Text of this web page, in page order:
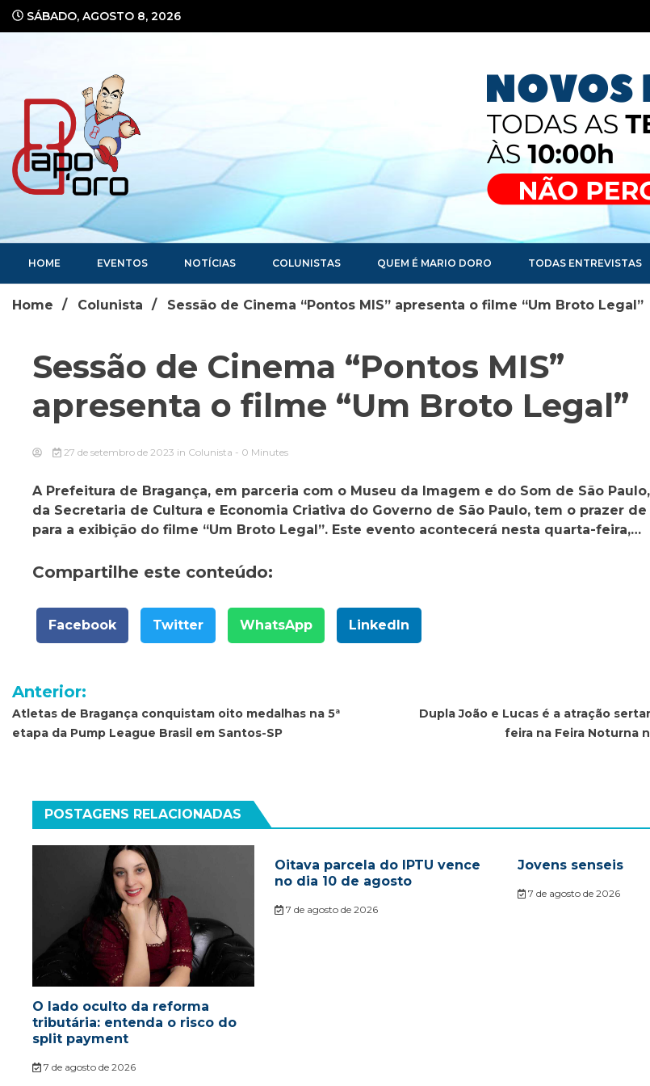
SÁBADO, AGOSTO 8, 2026
Portal de Notícias
HOME EVENTOS NOTÍCIAS COLUNISTAS QUEM É MARIO DORO TODAS ENTREVISTAS
Home Colunista Sessão de Cinema “Pontos MIS” apresenta o filme “Um Broto Legal”
Sessão de Cinema “Pontos MIS”
apresenta o filme “Um Broto Legal”
27 de setembro de 2023 in Colunista - 0 Minutes
A Prefeitura de Bragança, em parceria com o Museu da Imagem e do Som de São
da Secretaria de Cultura e Economia Criativa do Governo de São Paulo, tem o prazer
para a exibição do filme “Um Broto Legal”. Este evento acontecerá nesta quarta-feira,…
Compartilhe este conteúdo:
Facebook Twitter WhatsApp LinkedIn
Navegação
de
Post
Anterior:
Atletas de Bragança conquistam oito medalhas na 5ª
etapa da Pump League Brasil em Santos-SP
Dupla João e Lucas é a atração
feira na Feira Noturna
POSTAGENS RELACIONADAS
O lado oculto da reforma
tributária: entenda o risco do
split payment
7 de agosto de 2026
Oitava parcela do IPTU vence
no dia 10 de agosto
7 de agosto de 2026
Jovens senseis
7 de agosto de 2026